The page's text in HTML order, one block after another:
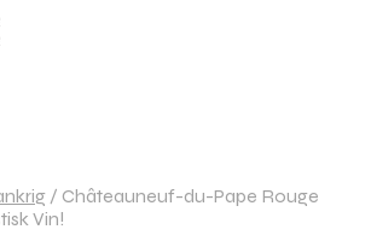
/ Châteauneuf-du-Pape Rouge
Vin!